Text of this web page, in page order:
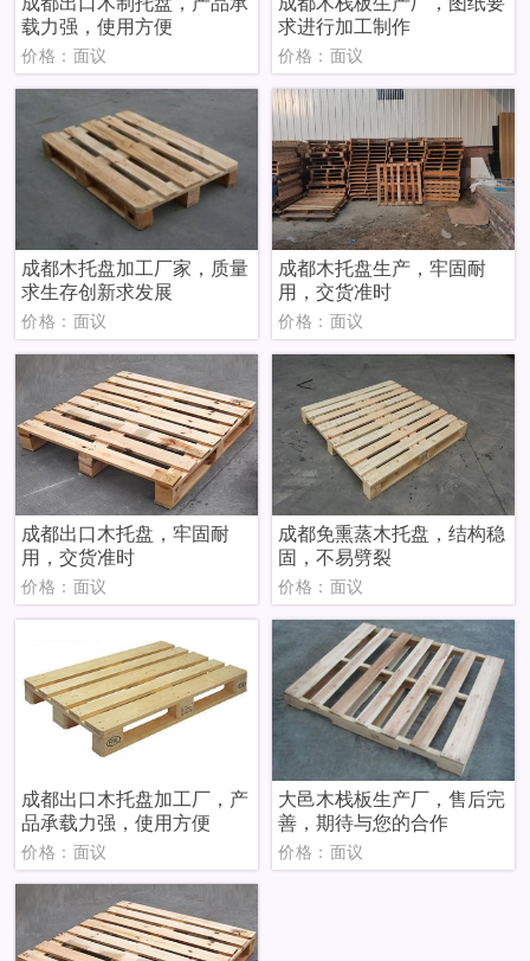
载力强，使用方便
价格：面议
求进行加工制作
价格：面议
成都木托盘加工厂家，质量
求生存创新求发展
价格：面议
成都木托盘生产，牢固耐
用，交货准时
价格：面议
成都出口木托盘，牢固耐
用，交货准时
价格：面议
成都免熏蒸木托盘，结构稳
固，不易劈裂
价格：面议
成都出口木托盘加工厂，产
品承载力强，使用方便
价格：面议
大邑木栈板生产厂，售后完
善，期待与您的合作
价格：面议